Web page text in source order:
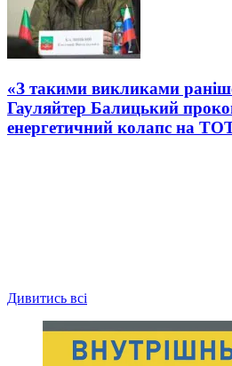
«З такими викликами
Гауляйтер Балицький
енергетичний колапс на ТОТ
Дивитись всі